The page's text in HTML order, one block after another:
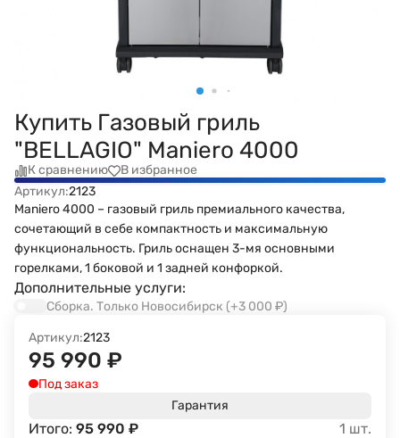
Купить Газовый гриль
"BELLAGIO" Maniero 4000
К сравнению
В избранное
Артикул:2123
Maniero 4000 – газовый гриль премиального качества,
сочетающий в себе компактность и максимальную
функциональность. Гриль оснащен 3-мя основными
горелками, 1 боковой и 1 задней конфоркой.
Дополнительные услуги:
Сборка. Только Новосибирск (+3 000 ₽)
Артикул:2123
95 990 ₽
Под заказ
Гарантия
Итого: 95 990 ₽ 1 шт.